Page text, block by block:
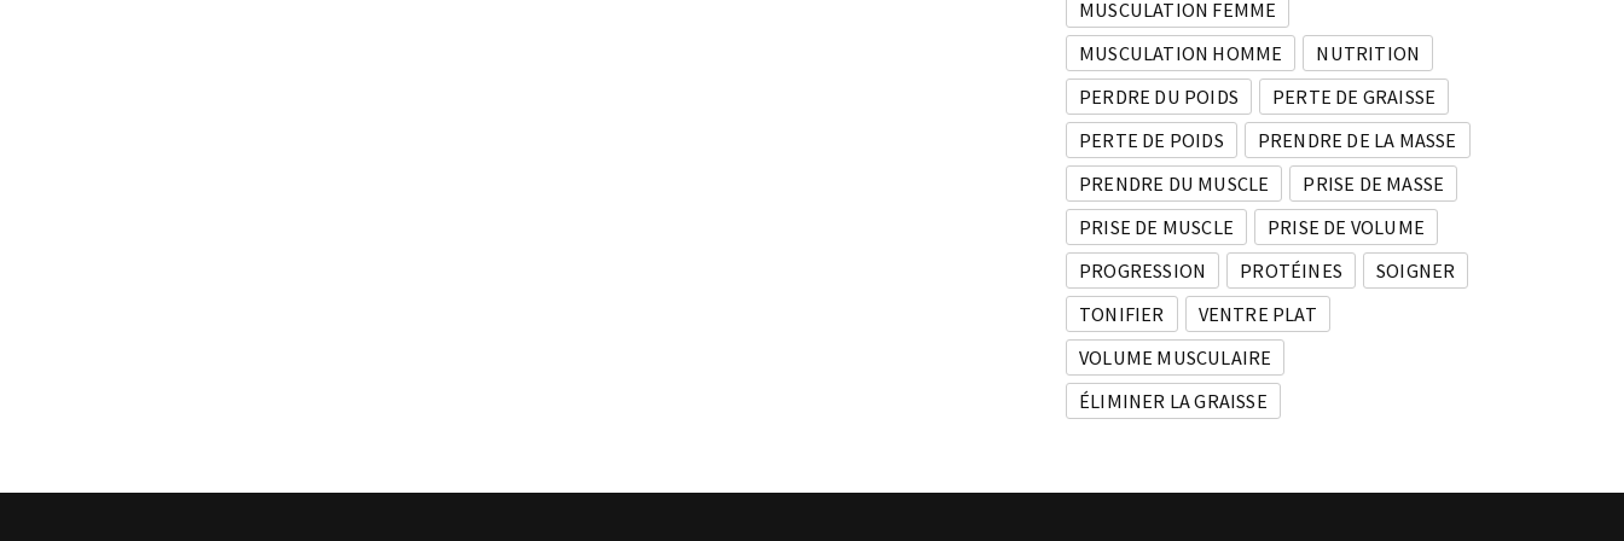
MUSCULATION FEMME
MUSCULATION HOMME
NUTRITION
PERDRE DU POIDS
PERTE DE GRAISSE
PERTE DE POIDS
PRENDRE DE LA MASSE
PRENDRE DU MUSCLE
PRISE DE MASSE
PRISE DE MUSCLE
PRISE DE VOLUME
PROGRESSION
PROTÉINES
SOIGNER
TONIFIER
VENTRE PLAT
VOLUME MUSCULAIRE
ÉLIMINER LA GRAISSE